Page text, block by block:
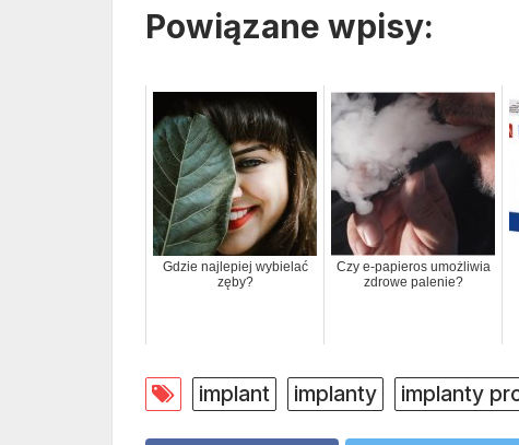
Powiązane wpisy:
Gdzie najlepiej wybielać
zęby?
Czy e-papieros umożliwia
zdrowe palenie?
implant implanty implanty